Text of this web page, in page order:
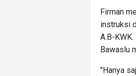
Firman
instruksi
A.B-
Bawaslu
"Hanya